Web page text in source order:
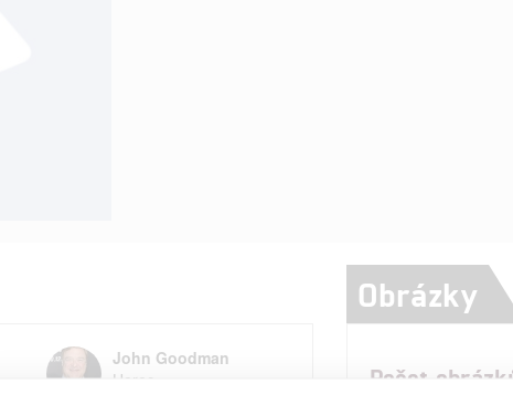
John Goodman
Herec
Obrázky
Počet